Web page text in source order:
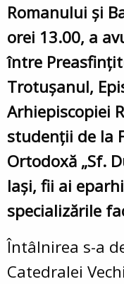
Romanului și
orei 13.00, a
între
Trotușanul,
Arhiepiscopiei
studenții de la
Ortodoxă „Sf.
Iași, fii ai
specializările
Întâlnirea s-a
Catedralei